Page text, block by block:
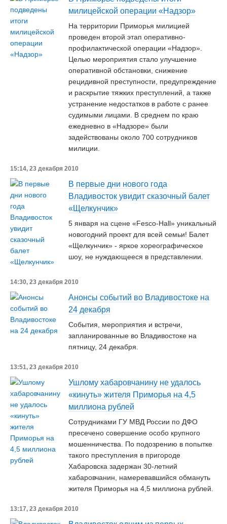
милицейской операции «Надзор»
На территории Приморья милицией
проведен второй этап оперативно-
профилактической операции «Надзор».
Целью мероприятия стало улучшение
оперативной обстановки, снижение
рецидивной преступности, предупреждение
и раскрытие тяжких преступлений, а также
устранение недостатков в работе с ранее
судимыми лицами. В среднем по краю
ежедневно в «Надзоре» были
задействованы около 700 сотрудников
милиции.
15:14, 23 декабря 2010
В первые дни нового года
Владивосток увидит сказочный балет
«Щелкунчик»
5 января на сцене «Fesco-Hall» уникальный
новогодний проект для всей семьи! Балет
«Щелкунчик» - яркое хореографическое
шоу, не нуждающееся в представлении.
14:30, 23 декабря 2010
Анонсы событий во Владивостоке на
24 декабря
События, мероприятия и встречи,
запланированные во Владивостоке на
пятницу, 24 декабря.
13:51, 23 декабря 2010
Ушлому хабаровчанину не удалось
«кинуть» жителя Приморья на 4,5
миллиона рублей
Сотрудниками ГУ МВД России по ДФО
пресечено совершение особо крупного
мошенничества. По подозрению в попытке
такого преступления в пригороде
Хабаровска задержан 30-летний
хабаровчанин, намеревавшийся обмануть
жителя Приморья на 4,5 миллиона рублей.
13:17, 23 декабря 2010